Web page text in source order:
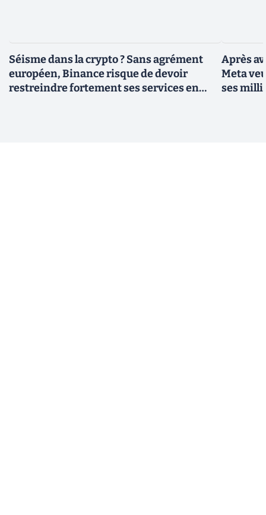
Séisme dans la crypto ? Sans agrément
européen, Binance risque de devoir
restreindre fortement ses services en
Après
Meta
ses